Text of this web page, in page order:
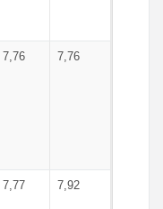
7,76 7,76
7,77 7,92